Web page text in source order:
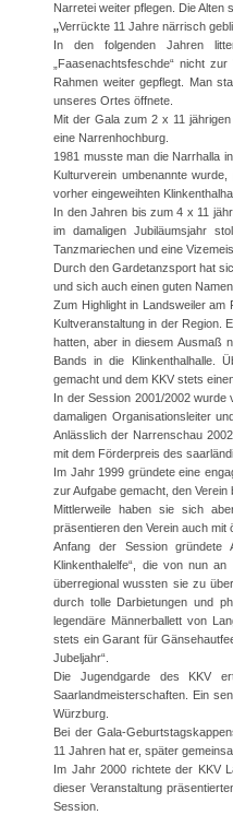
Narretei weiter pflegen. Die Alten
„Verrückte 11 Jahre närrisch
In den folgenden Jahren
„Faasenachtsfeschde“ nicht
Rahmen weiter gepflegt. Man
unseres Ortes öffnete.
Mit der Gala zum 2 x 11
eine Narrenhochburg.
1981 musste man die Narrhalla
Kulturverein umbenannte
vorher eingeweihten
In den Jahren bis zum 4 x 11
im damaligen Jubiläumsjahr
Tanzmariechen und eine
Durch den Gardetanzsport hat
und sich auch einen guten
Zum Highlight in Landsweiler am
Kultveranstaltung in der Region.
hatten, aber in diesem Ausmaß
Bands in die Klinkenthalhalle.
gemacht und dem KKV stets
In der Session 2001/2002 wurde
damaligen Organisationsleiter
Anlässlich der Narrenschau
mit dem Förderpreis des
Im Jahr 1999 gründete eine
zur Aufgabe gemacht, den
Mittlerweile haben sie sich
präsentieren den Verein auch mit
Anfang der Session gründete
Klinkenthalelfe“, die von nun
überregional wussten sie zu
durch tolle Darbietungen und
legendäre Männerballett von
stets ein Garant für
Jubeljahr“.
Die Jugendgarde des KKV
Saarlandmeisterschaften. Ein
Würzburg.
Bei der Gala-
11 Jahren hat er, später
Im Jahr 2000 richtete der KKV
dieser Veranstaltung
Session.